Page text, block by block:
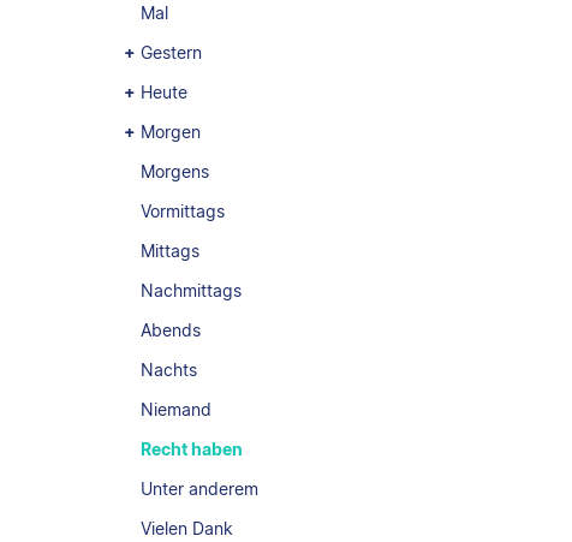
Mal
Gestern
Heute
Morgen
Morgens
Vormittags
Mittags
Nachmittags
Abends
Nachts
Niemand
Recht haben
Unter anderem
Vielen Dank